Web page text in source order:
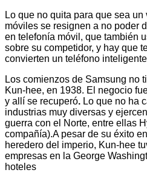
Lo que no quita para que sea
móviles se resignen a no poder
en telefonía móvil, que también
sobre su competidor, y hay que
convierten un teléfono
Los comienzos de Samsung no
Kun-hee, en 1938. El negocio
y allí se recuperó. Lo que no ha
industrias muy diversas y
guerra con el Norte, entre ellas
compañía).A pesar de su éxito
heredero del imperio, Kun-hee
empresas en la George
hoteles